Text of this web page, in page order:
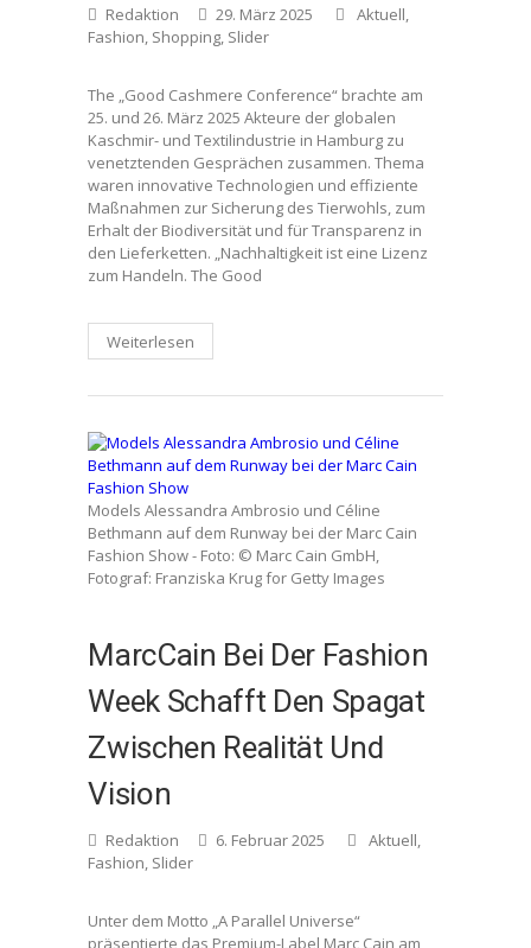
Redaktion 29. März 2025 Aktuell,
Fashion, Shopping, Slider
The „Good Cashmere Conference“ brachte am
25. und 26. März 2025 Akteure der globalen
Kaschmir- und Textilindustrie in Hamburg zu
venetztenden Gesprächen zusammen. Thema
waren innovative Technologien und effiziente
Maßnahmen zur Sicherung des Tierwohls, zum
Erhalt der Biodiversität und für Transparenz in
den Lieferketten. „Nachhaltigkeit ist eine Lizenz
zum Handeln. The Good
Weiterlesen
Models Alessandra Ambrosio und Céline
Bethmann auf dem Runway bei der Marc Cain
Fashion Show - Foto: © Marc Cain GmbH,
Fotograf: Franziska Krug for Getty Images
MarcCain Bei Der Fashion
Week Schafft Den Spagat
Zwischen Realität Und
Vision
Redaktion 6. Februar 2025 Aktuell,
Fashion, Slider
Unter dem Motto „A Parallel Universe“
präsentierte das Premium-Label Marc Cain am